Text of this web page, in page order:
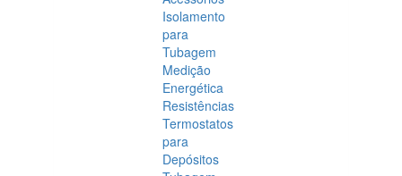
Isolamento
para
Tubagem
Medição
Energética
Resistências
Termostatos
para
Depósitos